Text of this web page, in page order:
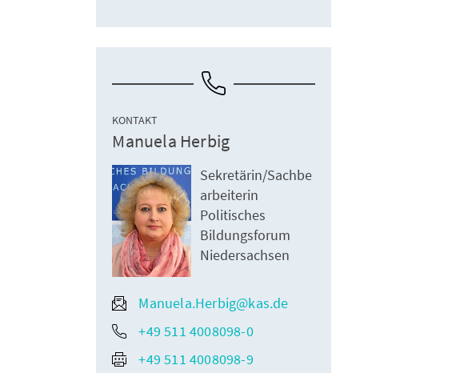
KONTAKT
Manuela Herbig
Sekretärin/Sachbe
arbeiterin
Politisches
Bildungsforum
Niedersachsen
Manuela.Herbig@kas.de
+49 511 4008098-0
+49 511 4008098-9